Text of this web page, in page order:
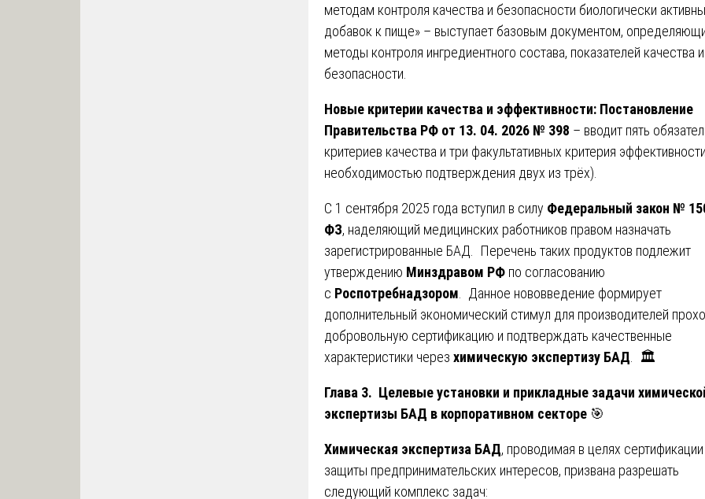
методам контроля качества и безопасности биологически
добавок к пище» – выступает базовым документом,
методы контроля ингредиентного состава, показателей качества и
безопасности.
Новые критерии качества и эффективности: Постановление
Правительства РФ от 13. 04. 2026 № 398 – вводит пять
критериев качества и три факультативных критерия
необходимостью подтверждения двух из трёх).
С 1 сентября 2025 года вступил в силу Федеральный закон №
ФЗ, наделяющий медицинских работников правом назначать
зарегистрированные БАД. Перечень таких продуктов подлежит
утверждению Минздравом РФ по согласованию
с Роспотребнадзором . Данное нововведение формирует
дополнительный экономический стимул для производителей
добровольную сертификацию и подтверждать качественные
характеристики через химическую экспертизу БАД . 🏛️
Глава 3. Целевые установки и прикладные задачи
экспертизы БАД в корпоративном секторе 🎯
Химическая экспертиза БАД, проводимая в целях сертификации
защиты предпринимательских интересов, призвана разрешать
следующий комплекс задач: